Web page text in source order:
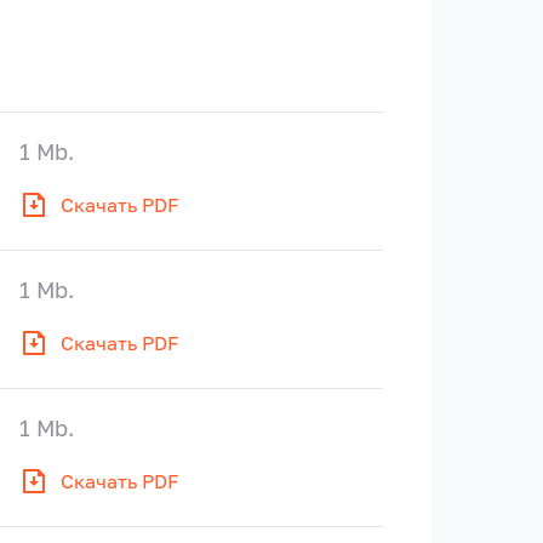
Скачать PDF
1 Mb.
Скачать PDF
1 Mb.
Скачать PDF
1 Mb.